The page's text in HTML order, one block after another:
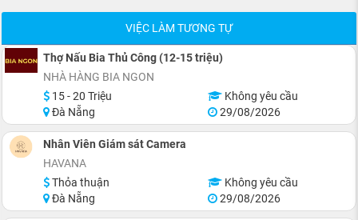
VIỆC LÀM TƯƠNG TỰ
Thợ Nấu Bia Thủ Công (12-15 triệu)
NHÀ HÀNG BIA NGON
15 - 20 Triệu
Không yêu cầu
Đà Nẵng
29/08/2026
Nhân Viên Giám sát Camera
HAVANA
Thỏa thuận
Không yêu cầu
Đà Nẵng
29/08/2026